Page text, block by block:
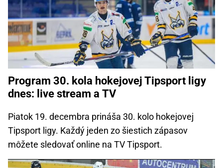
Program 30. kola hokejovej Tipsport ligy
dnes: live stream a TV
Piatok 19. decembra prináša 30. kolo hokejovej
Tipsport ligy. Každý jeden zo šiestich zápasov
môžete sledovať online na TV Tipsport.